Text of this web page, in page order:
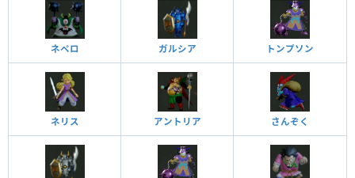
ネペロ ガルシア トンプソン
ネリス アントリア さんぞく